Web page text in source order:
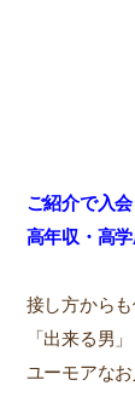
ご紹介で入会
高年収・高
接し方から
「出来る男
ユーモアなお